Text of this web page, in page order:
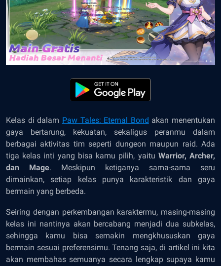
Kelas di dalam Paw Tales: Eternal Bond akan menentukan
gaya bertarung, kekuatan, sekaligus peranmu dalam
berbagai aktivitas tim seperti dungeon maupun raid. Ada
tiga kelas inti yang bisa kamu pilih, yaitu Warrior, Archer,
dan Mage. Meskipun ketiganya sama-sama seru
dimainkan, setiap kelas punya karakteristik dan gaya
bermain yang berbeda.
Seiring dengan perkembangan karaktermu, masing-masing
kelas ini nantinya akan bercabang menjadi dua subkelas,
sehingga kamu bisa semakin mengkhususkan gaya
bermain sesuai preferensimu. Tenang saja, di artikel ini kita
akan membahas semuanya secara lengkap supaya kamu